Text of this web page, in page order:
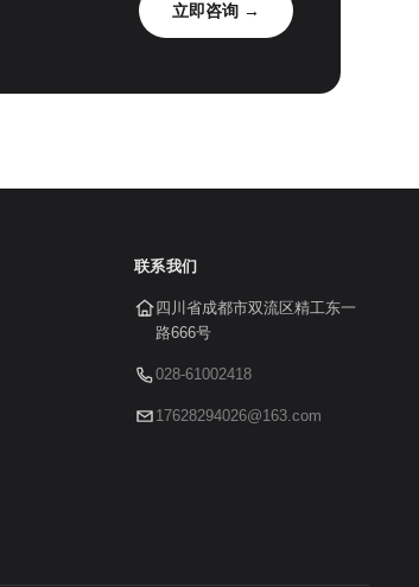
立即咨询 →
联系我们
四川省成都市双流区精工东一
路666号
028-61002418
17628294026@163.com